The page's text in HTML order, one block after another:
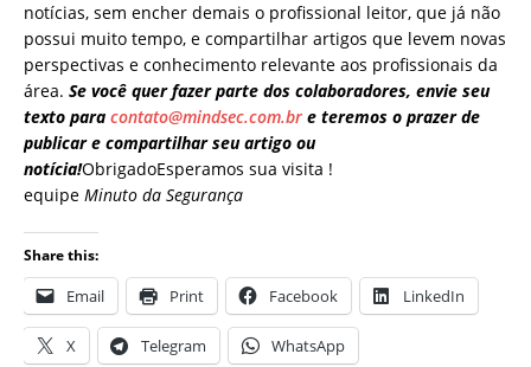
notícias, sem encher demais o profissional leitor, que já não
possui muito tempo, e compartilhar artigos que levem novas
perspectivas e conhecimento relevante aos profissionais da
área. Se você quer fazer parte dos colaboradores, envie seu
texto para contato@mindsec.com.br e teremos o prazer de
publicar e compartilhar seu artigo ou
notícia!ObrigadoEsperamos sua visita !
equipe Minuto da Segurança
Share this:
Email Print Facebook LinkedIn
X Telegram WhatsApp